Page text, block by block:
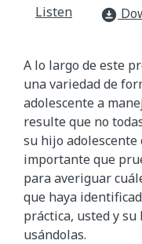
Listen
download_for_offline
A lo largo de este
una variedad de
adolescente a
resulte que no
su hijo adolescente
importante que
para averiguar
que haya
práctica, usted y
usándolas.